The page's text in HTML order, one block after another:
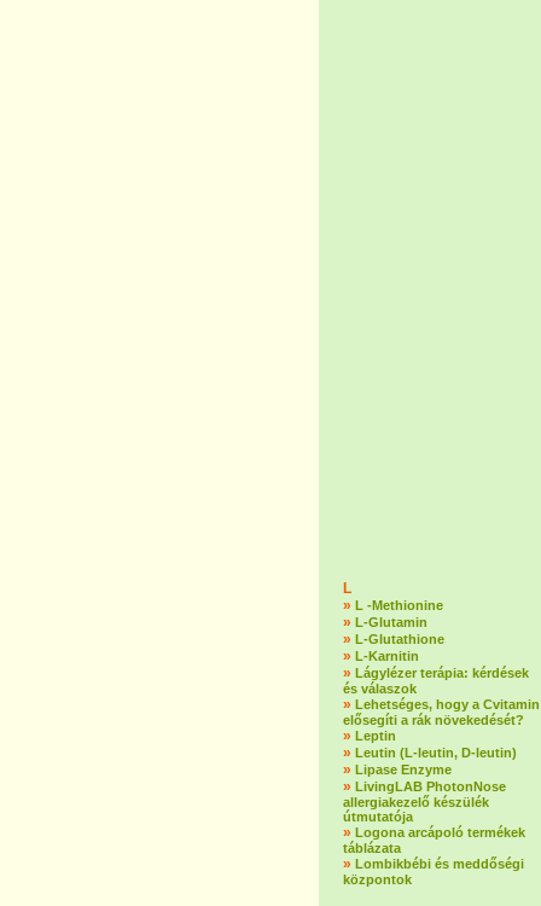
L
» L -Methionine
» L-Glutamin
» L-Glutathione
» L-Karnitin
» Lágylézer terápia: kérdések
és válaszok
» Lehetséges, hogy a Cvitamin
elősegíti a rák növekedését?
» Leptin
» Leutin (L-leutin, D-leutin)
» Lipase Enzyme
» LivingLAB PhotonNose
allergiakezelő készülék
útmutatója
» Logona arcápoló termékek
táblázata
» Lombikbébi és meddőségi
központok